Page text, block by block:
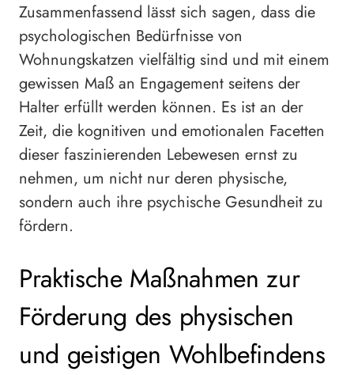
Zusammenfassend lässt sich sagen, dass die
psychologischen Bedürfnisse von
Wohnungskatzen vielfältig sind und mit einem
gewissen Maß an Engagement seitens der
Halter erfüllt werden können. Es ist an der
Zeit, die kognitiven und emotionalen Facetten
dieser faszinierenden Lebewesen ernst zu
nehmen, um nicht nur deren physische,
sondern auch ihre psychische Gesundheit zu
fördern.
Praktische Maßnahmen zur
Förderung des physischen
und geistigen Wohlbefindens